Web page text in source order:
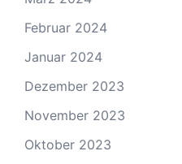
Februar 2024
Januar 2024
Dezember 2023
November 2023
Oktober 2023